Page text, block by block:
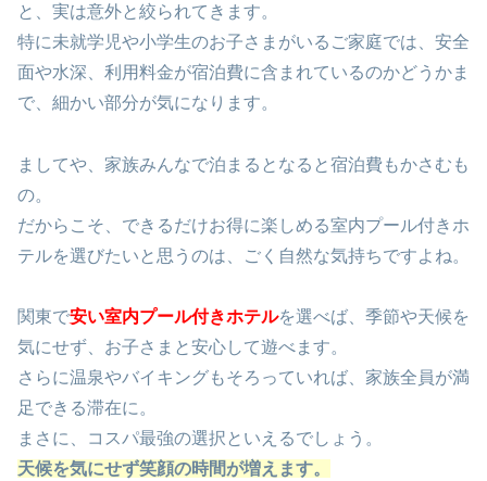
と、実は意外と絞られてきます。
特に未就学児や小学生のお子さまがいるご家庭では、安全
面や水深、利用料金が宿泊費に含まれているのかどうかま
で、細かい部分が気になります。
ましてや、家族みんなで泊まるとなると宿泊費もかさむも
の。
だからこそ、できるだけお得に楽しめる室内プール付きホ
テルを選びたいと思うのは、ごく自然な気持ちですよね。
関東で安い室内プール付きホテルを選べば、季節や天候を
気にせず、お子さまと安心して遊べます。
さらに温泉やバイキングもそろっていれば、家族全員が満
足できる滞在に。
まさに、コスパ最強の選択といえるでしょう。
天候を気にせず笑顔の時間が増えます。